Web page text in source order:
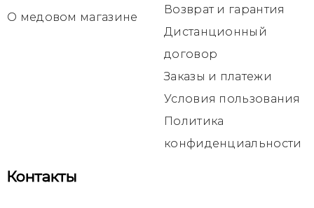
О медовом магазине
Возврат и гарантия
Дистанционный
договор
Заказы и платежи
Условия пользования
Политика
конфиденциальности
Контакты